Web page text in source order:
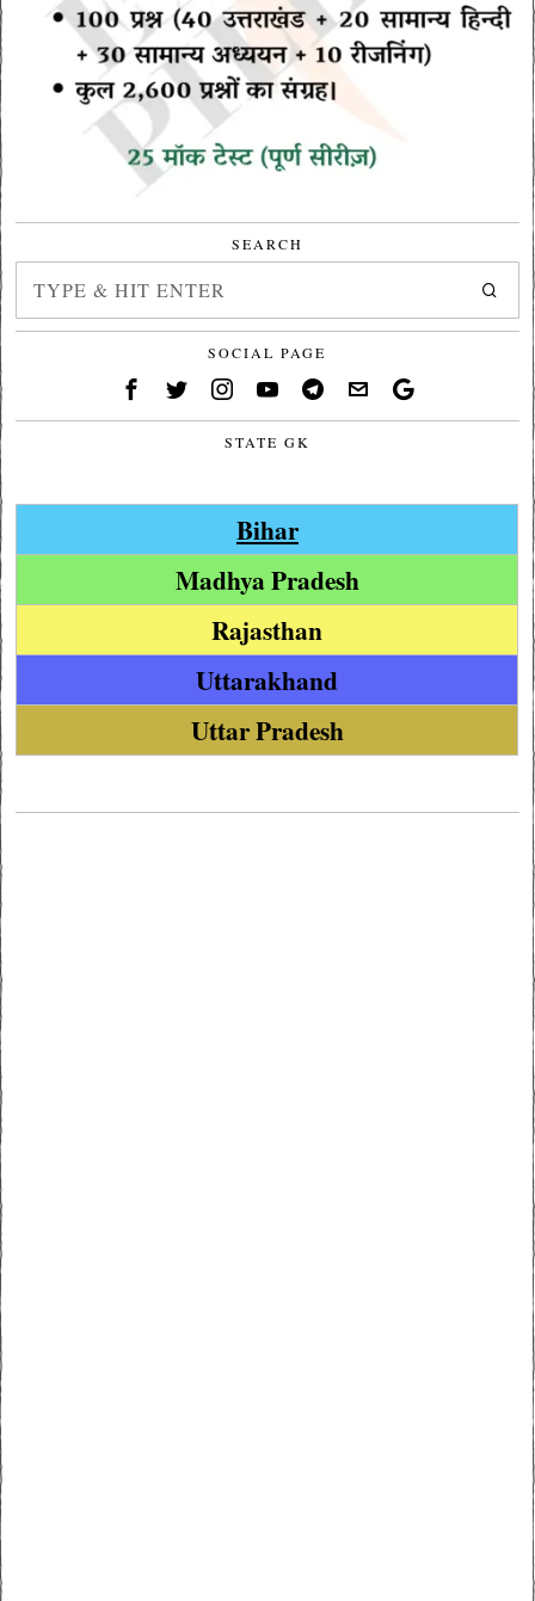
SEARCH
SOCIAL PAGE
STATE GK
Bihar
Madhya Pradesh
Rajasthan
Uttarakhand
Uttar Pradesh